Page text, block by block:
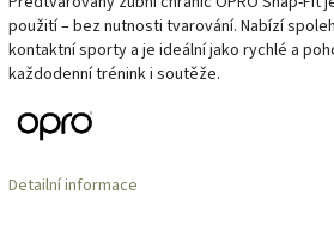
použití – bez nutnosti tvarování. Nabízí
kontaktní sporty a je ideální jako rychlé a
každodenní trénink i soutěže.
Detailní informace